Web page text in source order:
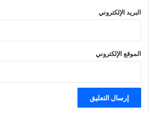
البريد الإلكتروني
الموقع الإلكتروني